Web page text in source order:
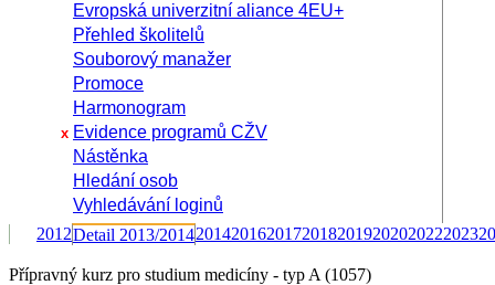
Evropská univerzitní aliance 4EU+
Přehled školitelů
Souborový manažer
Promoce
Harmonogram
x Evidence programů CŽV
Nástěnka
Hledání osob
Vyhledávání loginů
2012Detail 2013/201420142016201720182019202020222023
Přípravný kurz pro studium medicíny - typ A (1057)